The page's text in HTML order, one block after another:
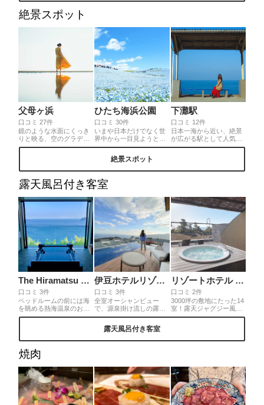
呼ぶシンフォニーなど見
どころが沢山！どこで写
絶景スポット
父母ヶ浜
口コミ 27件
鏡のような水面にくっき
りと映る、空のグラデー
ション。日本の夕陽百選
ひカメラにおさめてくだ
が波立たない、風のない
タイミングでシャッター
を切ることです✨
ひたち海浜公園
口コミ 30件
いまや日本だけでなく世
界中から一目見ようと足
を運ぶ人が絶えない、真
っ青な視界が素敵すぎる
茨城県「国営ひたち海浜
公園」のネモフィラが咲
度は見に行って欲しい名
渋滞に巻き込まれる事必
至のため、JR「勝田駅」
からシャトルバス、ひた
ちなか海浜鉄道でのアク
セスがオススメ。
下灘駅
口コミ 12件
日本一海から近い、絶景
が広がる駅として人気の
下灘駅。映画やドラマの
美しい景観を見ようと電
無人駅ですので、見学だ
けも可能です。あまり本
数は多くないため予め電
車の時刻を調べておいた
ほうがいいです。
絶景スポット
露天風呂付き客室
The Hiramatsu Hotels & Resorts 熱海
口コミ 3件
ベッドルームの前には海
を眺める熱海温泉のお風
呂があります。美しい景
ランから始まった
が詰まった美味しいお料
られる贅沢なお宿です。
朝目覚めると目の前に温
泉と海！大切な方と過ご
す、特別な休日になるこ
とでしょう。
伊豆ホテルリゾート&スパ
口コミ 3件
全室オーシャンビュー
で、源泉掛け流しの露天
風呂付きのホテルです。
ホテル内にカフェが併設
してあり、景色もいいの
で一日中ホテル滞在で優
おいてハイクオリティ。
何度も泊まりたくなる特
別なホテル
リゾートホテル モアナコースト
口コミ 2件
3000坪の敷地にたった14
室！露天ジャグジー風呂
付きのお部屋！徳島でリ
過ごすことができまし
露天風呂付き客室
焼肉